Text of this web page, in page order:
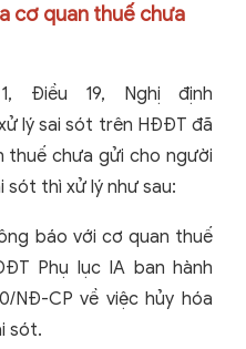
cơ quan thuế chưa
Điều 19, Nghị định
lý sai sót trên HĐĐT đã
thuế chưa gửi cho người
sót thì xử lý như sau:
báo với cơ quan thuế
Phụ lục IA ban hành
NĐ-CP về việc hủy hóa
sót.